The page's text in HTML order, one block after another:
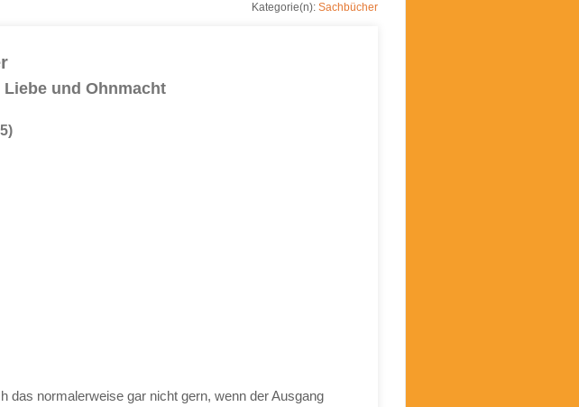
Kategorie(n): Sachbücher
und Ohnmacht
das normalerweise gar nicht gern, wenn der Ausgang